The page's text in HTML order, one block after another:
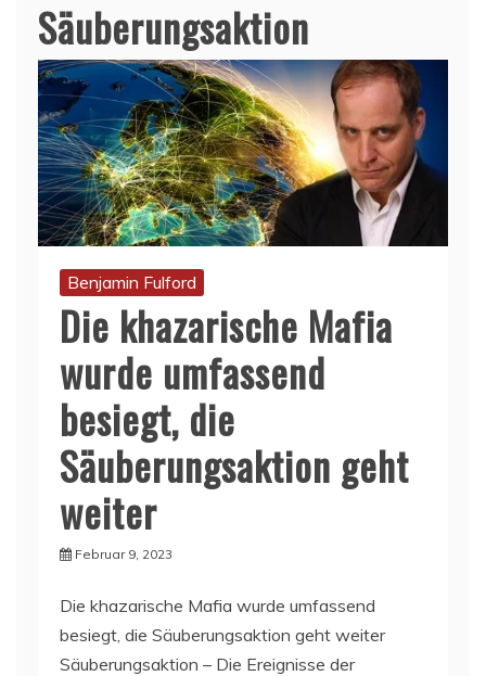
Säuberungsaktion
Benjamin Fulford
Die khazarische Mafia
wurde umfassend
besiegt, die
Säuberungsaktion geht
weiter
Februar 9, 2023
Die khazarische Mafia wurde umfassend
besiegt, die Säuberungsaktion geht weiter
Säuberungsaktion – Die Ereignisse der